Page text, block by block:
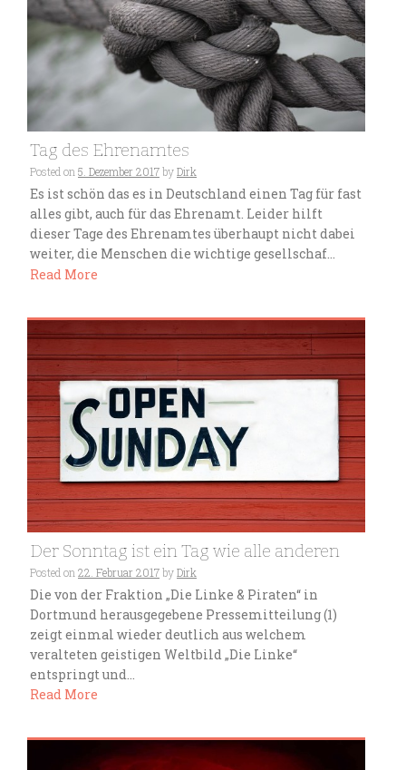
Tag des Ehrenamtes
Posted on5. Dezember 2017byDirk
Es ist schön das es in Deutschland einen Tag für fast
alles gibt, auch für das Ehrenamt. Leider hilft
dieser Tage des Ehrenamtes überhaupt nicht dabei
weiter, die Menschen die wichtige gesellschaf...
Read More
Der Sonntag ist ein Tag wie alle anderen
Posted on 22. Februar 2017byDirk
Die von der Fraktion „Die Linke & Piraten“ in
Dortmund herausgegebene Pressemitteilung (1)
zeigt einmal wieder deutlich aus welchem
veralteten geistigen Weltbild „Die Linke“
entspringt und...
Read More